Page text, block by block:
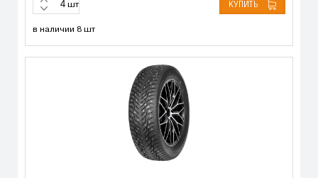
шт КУПИТЬ
в наличии 8 шт